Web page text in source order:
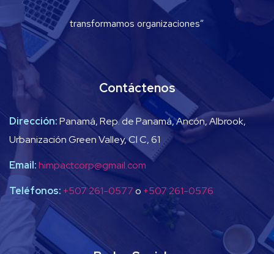
transformamos organizaciones”
Contáctenos
Dirección:Panamá, Rep. de Panamá, Ancón, Albrook,
Urbanización Green Valley, Cl C, 61
Email:himpactcorp@gmail.com
Teléfonos: +507 261-0577o +507 261-0576